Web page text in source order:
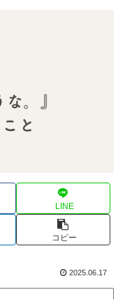
LINE
コピー
2025.06.17